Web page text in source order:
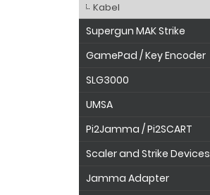
Kabel
Supergun MAK Strike
GamePad / Key Encoder
SLG3000
UMSA
Pi2Jamma / Pi2SCART
Scaler and Strike Devices
Jamma Adapter